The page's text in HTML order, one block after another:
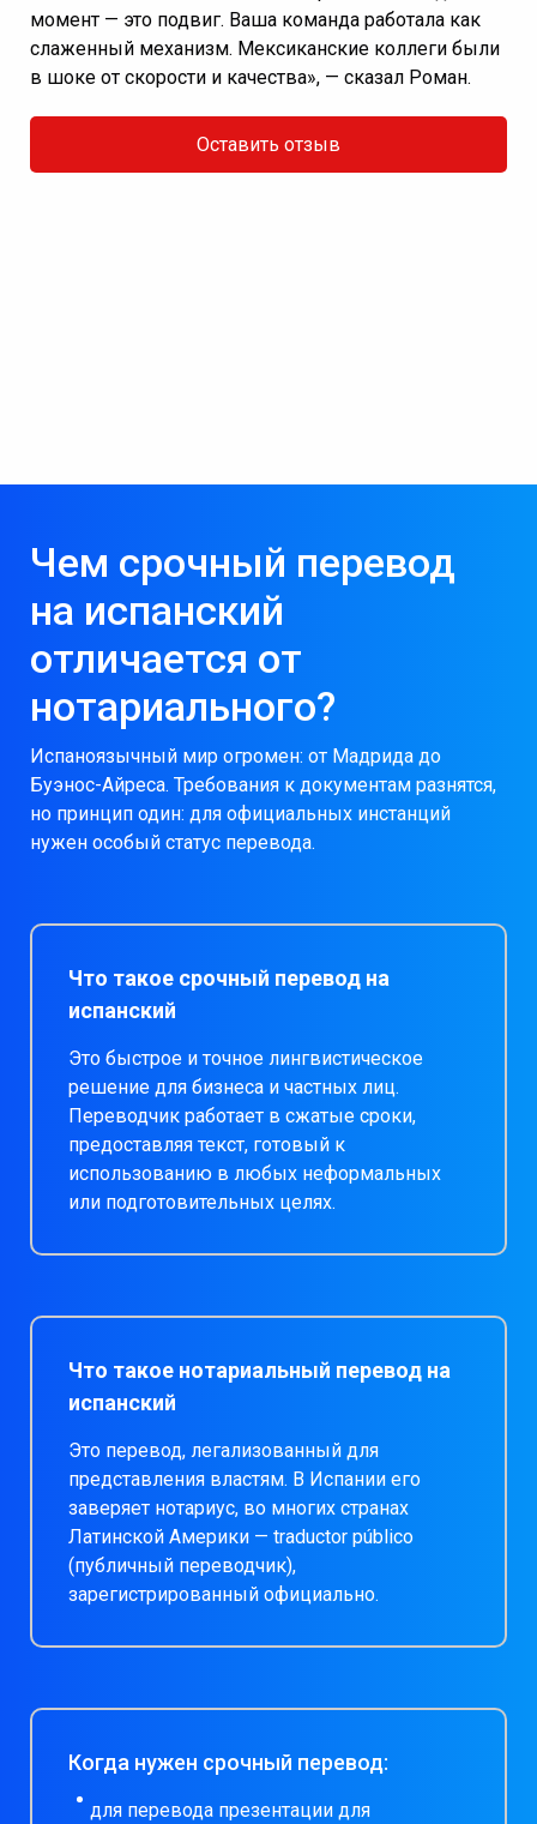
момент — это подвиг. Ваша команда работала как
слаженный механизм. Мексиканские коллеги были
в шоке от скорости и качества», — сказал Роман.
Оставить отзыв
Чем срочный перевод
на испанский
отличается от
нотариального?
Испаноязычный мир огромен: от Мадрида до
Буэнос-Айреса. Требования к документам разнятся,
но принцип один: для официальных инстанций
нужен особый статус перевода.
Что такое срочный перевод на
испанский
Это быстрое и точное лингвистическое
решение для бизнеса и частных лиц.
Переводчик работает в сжатые сроки,
предоставляя текст, готовый к
использованию в любых неформальных
или подготовительных целях.
Что такое нотариальный перевод на
испанский
Это перевод, легализованный для
представления властям. В Испании его
заверяет нотариус, во многих странах
Латинской Америки — traductor público
(публичный переводчик),
зарегистрированный официально.
Когда нужен срочный перевод:
для перевода презентации для